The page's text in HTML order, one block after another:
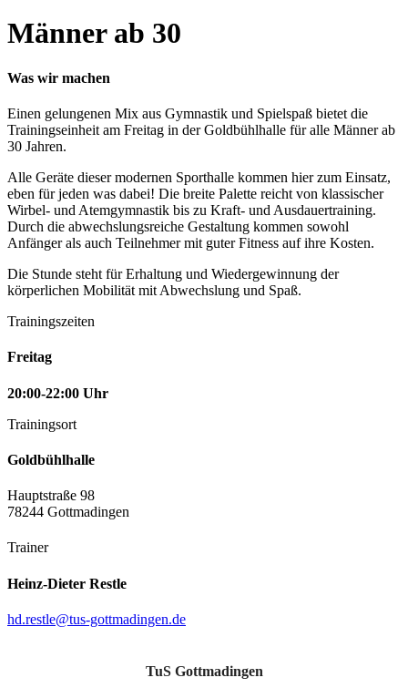
Männer ab 30
Was wir machen
Einen gelungenen Mix aus Gymnastik und Spielspaß bietet die
Trainingseinheit am Freitag in der Goldbühlhalle für alle Männer ab
30 Jahren.
Alle Geräte dieser modernen Sporthalle kommen hier zum Einsatz,
eben für jeden was dabei! Die breite Palette reicht von klassischer
Wirbel- und Atemgymnastik bis zu Kraft- und Ausdauertraining.
Durch die abwechslungsreiche Gestaltung kommen sowohl
Anfänger als auch Teilnehmer mit guter Fitness auf ihre Kosten.
Die Stunde steht für Erhaltung und Wiedergewinnung der
körperlichen Mobilität mit Abwechslung und Spaß.
Trainingszeiten
Freitag
20:00-22:00 Uhr
Trainingsort
Goldbühlhalle
Hauptstraße 98
78244 Gottmadingen
Trainer
Heinz-Dieter Restle
hd.restle@tus-gottmadingen.de
TuS Gottmadingen